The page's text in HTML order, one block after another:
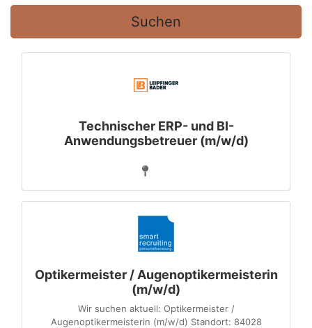
Suchen
Technischer ERP- und BI-
Anwendungsbetreuer (m/w/d)
Optikermeister / Augenoptikermeisterin
(m/w/d)
Wir suchen aktuell: Optikermeister /
Augenoptikermeisterin (m/w/d) Standort: 84028